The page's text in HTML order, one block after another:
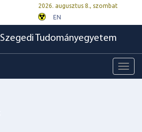
2026. augusztus 8., szombat
EN
Szegedi Tudományegyetem